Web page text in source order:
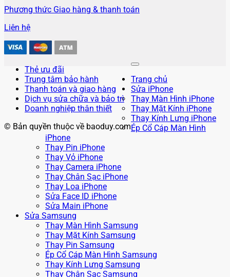
Phương thức Giao hàng & thanh toán
Liên hệ
Thẻ ưu đãi
Trung tâm bảo hành
Thanh toán và giao hàng
Dịch vụ sửa chữa và bảo trì
Doanh nghiệp thân thiết
© Bản quyền thuộc về baoduy.com
Trang chủ
Sửa iPhone
Thay Màn Hình iPhone
Thay Mặt Kính iPhone
Thay Kính Lưng iPhone
Ép Cổ Cáp Màn Hình
iPhone
Thay Pin iPhone
Thay Vỏ iPhone
Thay Camera iPhone
Thay Chân Sạc iPhone
Thay Loa iPhone
Sửa Face ID iPhone
Sửa Main iPhone
Sửa Samsung
Thay Màn Hình Samsung
Thay Mặt Kính Samsung
Thay Pin Samsung
Ép Cổ Cáp Màn Hình Samsung
Thay Kính Lưng Samsung
Thay Chân Sạc Samsung